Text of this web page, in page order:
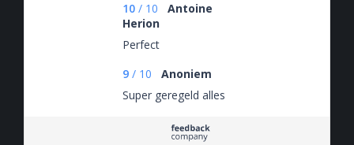
10 / 10
Antoine
Herion
Perfect
9 / 10
Anoniem
Super geregeld alles